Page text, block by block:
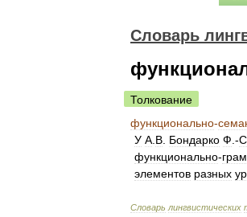
Словарь
Толкование
функционально-
У А В Бондарко Ф .-С
функционально-
элементов разных
Словарь лингвистических